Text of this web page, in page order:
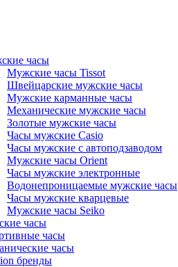
часы
Мужские часы Tissot
Швейцарские мужские часы
Мужские карманные часы
Механические мужские часы
Золотые мужские часы
Часы мужские Casio
Часы мужские с автоподзаводом
Мужские часы Orient
Часы мужские электронные
Водонепроницаемые мужские часы
Часы мужские кварцевые
Мужские часы Seiko
часы
часы
часы
бренды